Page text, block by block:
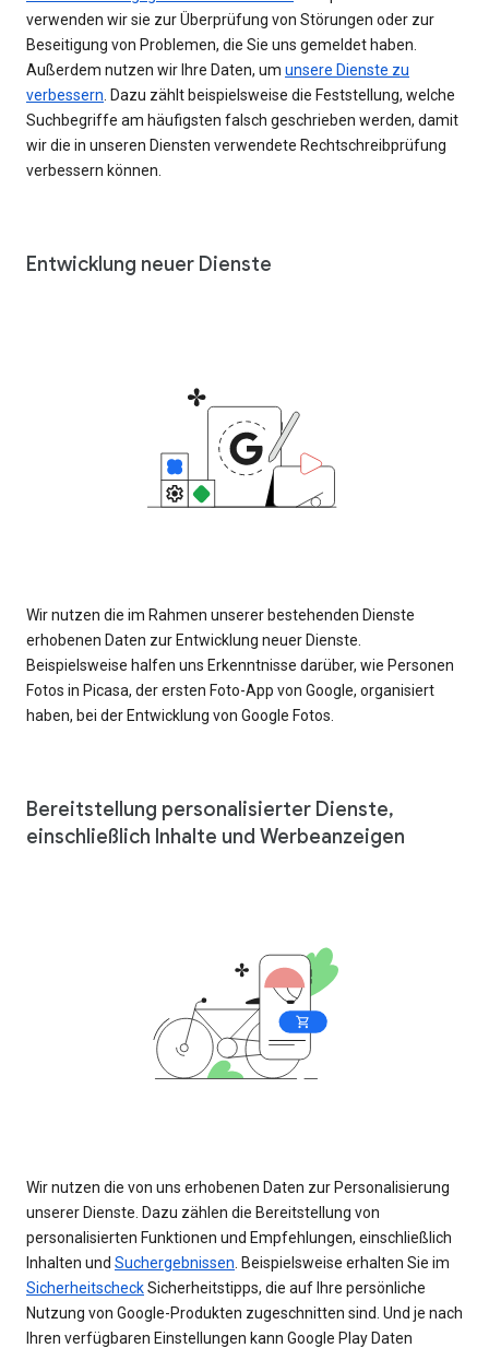
verwenden wir sie zur Überprüfung von Störungen oder zur
Beseitigung von Problemen, die Sie uns gemeldet haben.
Außerdem nutzen wir Ihre Daten, um unsere Dienste zu
verbessern . Dazu zählt beispielsweise die Feststellung, welche
Suchbegriffe am häufigsten falsch geschrieben werden, damit
wir die in unseren Diensten verwendete Rechtschreibprüfung
verbessern können.
Entwicklung neuer Dienste
Wir nutzen die im Rahmen unserer bestehenden Dienste
erhobenen Daten zur Entwicklung neuer Dienste.
Beispielsweise halfen uns Erkenntnisse darüber, wie Personen
Fotos in Picasa, der ersten Foto-App von Google, organisiert
haben, bei der Entwicklung von Google Fotos.
Bereitstellung personalisierter Dienste,
einschließlich Inhalte und Werbeanzeigen
Wir nutzen die von uns erhobenen Daten zur Personalisierung
unserer Dienste. Dazu zählen die Bereitstellung von
personalisierten Funktionen und Empfehlungen, einschließlich
Inhalten und Suchergebnissen . Beispielsweise erhalten Sie im
SicherheitscheckSicherheitstipps, die auf Ihre persönliche
Nutzung von Google-Produkten zugeschnitten sind. Und je nach
Ihren verfügbaren Einstellungen kann Google Play Daten